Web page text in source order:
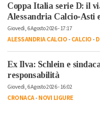
Coppa Italia serie D: il
Alessandria Calcio-Asti
Giovedì, 6 Agosto 2026 - 17:17
ALESSANDRIA CALCIO-CALCIO-
Ex Ilva: Schlein e
responsabilità
Giovedì, 6 Agosto 2026 - 16:02
CRONACA-NOVI LIGURE